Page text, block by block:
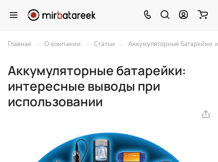
Главная – О компании – Статьи – Аккумуляторные батарейки:
Аккумуляторные батарейки:
интересные выводы при
использовании